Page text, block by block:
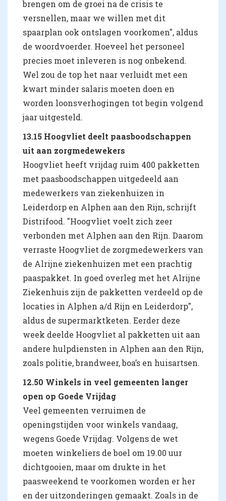
brengen om de groei na de crisis te
versnellen, maar we willen met dit
spaarplan ook ontslagen voorkomen", aldus
de woordvoerder. Hoeveel het personeel
precies moet inleveren is nog onbekend.
Wel zou de top het naar verluidt met een
kwart minder salaris moeten doen en
worden loonsverhogingen tot begin volgend
jaar uitgesteld.
13.15 Hoogvliet deelt paasboodschappen
uit aan zorgmedewekers
Hoogvliet heeft vrijdag ruim 400 pakketten
met paasboodschappen uitgedeeld aan
medewerkers van ziekenhuizen in
Leiderdorp en Alphen aan den Rijn, schrijft
Distrifood. "Hoogvliet voelt zich zeer
verbonden met Alphen aan den Rijn. Daarom
verraste Hoogvliet de zorgmedewerkers van
de Alrijne ziekenhuizen met een prachtig
paaspakket. In goed overleg met het Alrijne
Ziekenhuis zijn de pakketten verdeeld op de
locaties in Alphen a/d Rijn en Leiderdorp",
aldus de supermarktketen. Eerder deze
week deelde Hoogvliet al pakketten uit aan
andere hulpdiensten in Alphen aan den Rijn,
zoals politie, brandweer, boa’s en huisartsen.
12.50 Winkels in veel gemeenten langer
open op Goede Vrijdag
Veel gemeenten verruimen de
openingstijden voor winkels vandaag,
wegens Goede Vrijdag. Volgens de wet
moeten winkeliers de boel om 19.00 uur
dichtgooien, maar om drukte in het
paasweekend te voorkomen worden er her
en der uitzonderingen gemaakt. Zoals in de